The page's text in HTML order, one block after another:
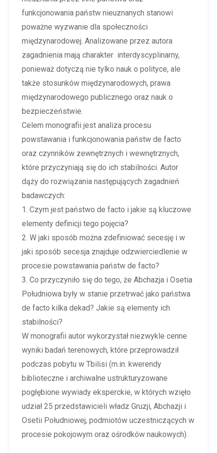
funkcjonowania państw nieuznanych stanowi
poważne wyzwanie dla społeczności
międzynarodowej. Analizowane przez autora
zagadnienia mają charakter interdyscyplinarny,
ponieważ dotyczą nie tylko nauk o polityce, ale
także stosunków międzynarodowych, prawa
międzynarodowego publicznego oraz nauk o
bezpieczeństwie.
Celem monografii jest analiza procesu
powstawania i funkcjonowania państw de facto
oraz czynników zewnętrznych i wewnętrznych,
które przyczyniają się do ich stabilności. Autor
dąży do rozwiązania następujących zagadnień
badawczych:
1. Czym jest państwo de facto i jakie są kluczowe
elementy definicji tego pojęcia?
2. W jaki sposób można zdefiniować secesję i w
jaki sposób secesja znajduje odzwierciedlenie w
procesie powstawania państw de facto?
3. Co przyczyniło się do tego, że Abchazja i Osetia
Południowa były w stanie przetrwać jako państwa
de facto kilka dekad? Jakie są elementy ich
stabilności?
W monografii autor wykorzystał niezwykle cenne
wyniki badań terenowych, które przeprowadził
podczas pobytu w Tbilisi (m.in. kwerendy
biblioteczne i archiwalne ustrukturyzowane
pogłębione wywiady eksperckie, w których wzięło
udział 25 przedstawicieli władz Gruzji, Abchazji i
Osetii Południowej, podmiotów uczestniczących w
procesie pokojowym oraz ośrodków naukowych).